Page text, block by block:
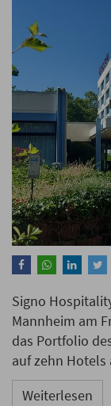
Signo
Mannheim am
das Portfolio
auf zehn
Weiterlesen